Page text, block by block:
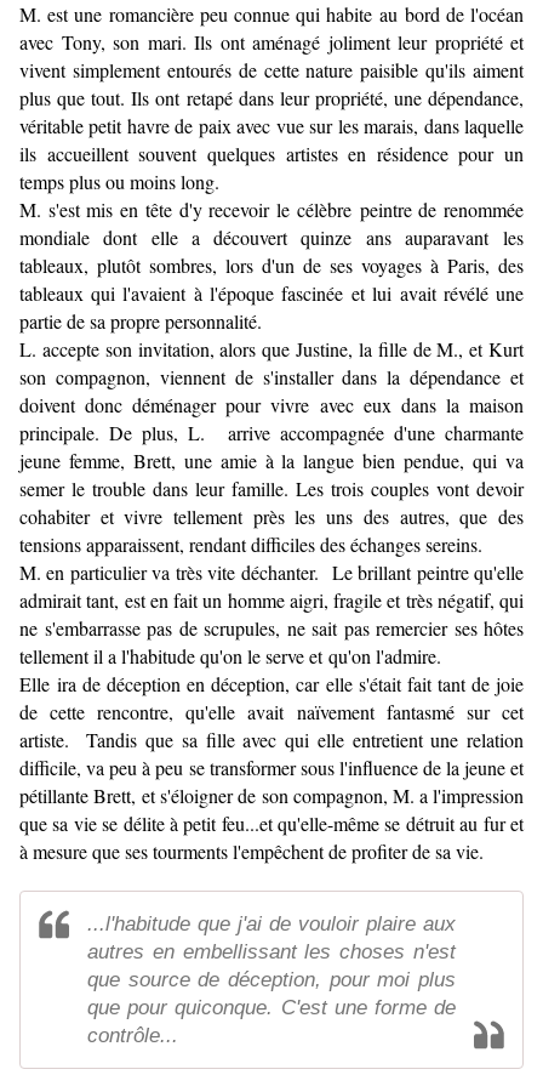
M. est une romancière peu connue qui habite au bord de l'océan
avec Tony, son mari. Ils ont aménagé joliment leur propriété et
vivent simplement entourés de cette nature paisible qu'ils aiment
plus que tout. Ils ont retapé dans leur propriété, une dépendance,
véritable petit havre de paix avec vue sur les marais, dans laquelle
ils accueillent souvent quelques artistes en résidence pour un
temps plus ou moins long.
M. s'est mis en tête d'y recevoir le célèbre peintre de renommée
mondiale dont elle a découvert quinze ans auparavant les
tableaux, plutôt sombres, lors d'un de ses voyages à Paris, des
tableaux qui l'avaient à l'époque fascinée et lui avait révélé une
partie de sa propre personnalité.
L. accepte son invitation, alors que Justine, la fille de M., et Kurt
son compagnon, viennent de s'installer dans la dépendance et
doivent donc déménager pour vivre avec eux dans la maison
principale. De plus, L. arrive accompagnée d'une charmante
jeune femme, Brett, une amie à la langue bien pendue, qui va
semer le trouble dans leur famille. Les trois couples vont devoir
cohabiter et vivre tellement près les uns des autres, que des
tensions apparaissent, rendant difficiles des échanges sereins.
M. en particulier va très vite déchanter. Le brillant peintre qu'elle
admirait tant, est en fait un homme aigri, fragile et très négatif, qui
ne s'embarrasse pas de scrupules, ne sait pas remercier ses hôtes
tellement il a l'habitude qu'on le serve et qu'on l'admire.
Elle ira de déception en déception, car elle s'était fait tant de joie
de cette rencontre, qu'elle avait naïvement fantasmé sur cet
artiste. Tandis que sa fille avec qui elle entretient une relation
difficile, va peu à peu se transformer sous l'influence de la jeune et
pétillante Brett, et s'éloigner de son compagnon, M. a l'impression
que sa vie se délite à petit feu...et qu'elle-même se détruit au fur et
à mesure que ses tourments l'empêchent de profiter de sa vie.
...l'habitude que j'ai de vouloir plaire aux
autres en embellissant les choses n'est
que source de déception, pour moi plus
que pour quiconque. C'est une forme de
contrôle...